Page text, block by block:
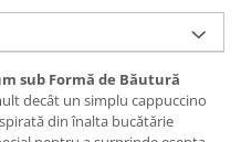
sub Formă de Băutură
decât un simplu cappuccino
din înalta bucătărie